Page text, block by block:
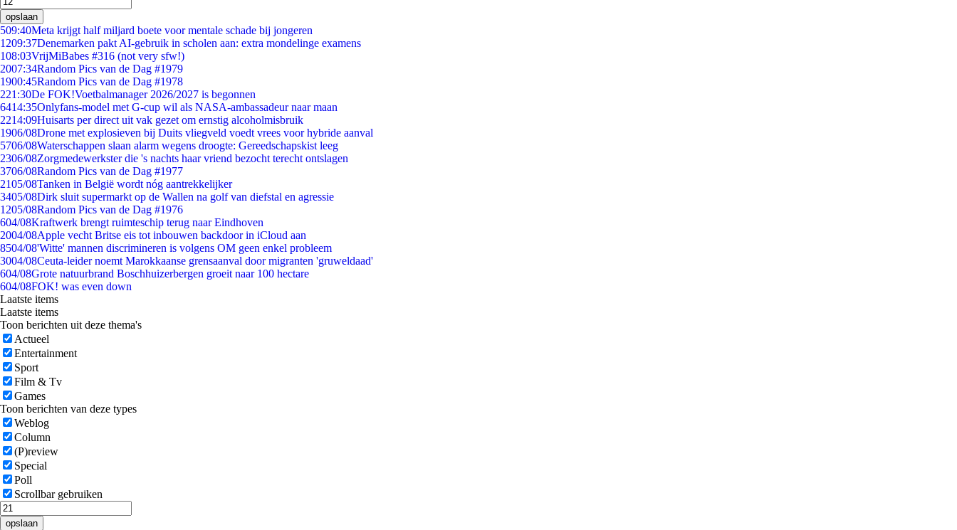
opslaan
509:40Meta krijgt half miljard boete voor mentale schade bij jongeren
1209:37Denemarken pakt AI-gebruik in scholen aan: extra mondelinge examens
108:03VrijMiBabes #316 (not very sfw!)
2007:34Random Pics van de Dag #1979
1900:45Random Pics van de Dag #1978
221:30De FOK!Voetbalmanager 2026/2027 is begonnen
6414:35Onlyfans-model met G-cup wil als NASA-ambassadeur naar maan
2214:09Huisarts per direct uit vak gezet om ernstig alcoholmisbruik
1906/08Drone met explosieven bij Duits vliegveld voedt vrees voor hybride aanval
5706/08Waterschappen slaan alarm wegens droogte: Gereedschapskist leeg
2306/08Zorgmedewerkster die 's nachts haar vriend bezocht terecht ontslagen
3706/08Random Pics van de Dag #1977
2105/08Tanken in België wordt nóg aantrekkelijker
3405/08Dirk sluit supermarkt op de Wallen na golf van diefstal en agressie
1205/08Random Pics van de Dag #1976
604/08Kraftwerk brengt ruimteschip terug naar Eindhoven
2004/08Apple vecht Britse eis tot inbouwen backdoor in iCloud aan
8504/08'Witte' mannen discrimineren is volgens OM geen enkel probleem
3004/08Ceuta-leider noemt Marokkaanse grensaanval door migranten 'gruweldaad'
604/08Grote natuurbrand Boschhuizerbergen groeit naar 100 hectare
604/08FOK! was even down
Laatste items
Laatste items
Toon berichten uit deze thema's
Actueel
Entertainment
Sport
Film & Tv
Games
Toon berichten van deze types
Weblog
Column
(P)review
Special
Poll
Scrollbar gebruiken
opslaan